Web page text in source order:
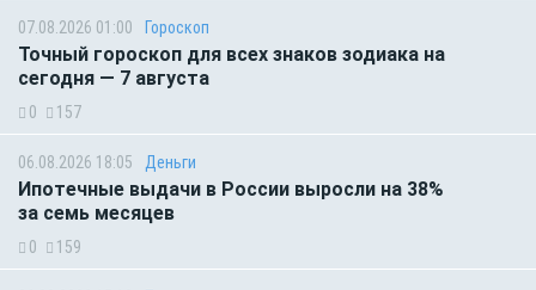
07.08.2026 01:00 Гороскоп
Точный гороскоп для всех знаков зодиака на
сегодня — 7 августа
0 157
06.08.2026 18:05 Деньги
Ипотечные выдачи в России выросли на 38%
за семь месяцев
0 159